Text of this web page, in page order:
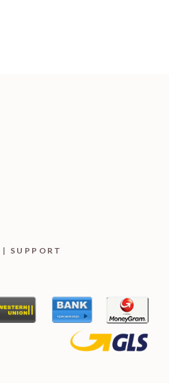
| SUPPORT